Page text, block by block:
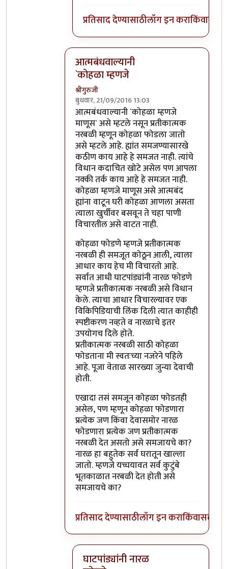
प्रतिसाद देण्यासाठीलॉग इन कराकिंवा
आत्मबंधवाल्यानी
`कोहळा म्हणजे
श्रीगुरुजी
बुधवार, 21/09/2016 13:03
In reply toआत्मबंधवाल्यानी `कोहळा म्हणजे
आत्मबंधवाल्यानी `कोहळा म्हणजे
माणूस` असे म्हटले नसून प्रतीकात्मक
नरबळी म्हणून कोहळा फोडला जातो
असे म्हटले आहे. ह्यांत समजण्यासारखे
कठीण काय आहे हे समजत नाही. त्यांचे
विधान कदाचित खोटे असेल पण आपला
नक्की तर्क काय आहे हे समजत नाही.
कोहळा म्हणजे माणूस असे आत्मबंद
ह्यांना वाटून घरी कोहळा आणला असता
त्याला खुर्चीवर बसवून ते चहा पाणी
विचारतील असे वाटत नाही.
कोहळा फोडणे म्हणजे प्रतीकात्मक
नरबळी ही समजूत कोठून आली, त्याला
आधार काय हेच मी विचारतो आहे.
सर्वात आधी घाटपांड्यांनी नारळ फोडणे
म्हणजे प्रतीकात्मक नरबळी असे विधान
केले. त्याचा आधार विचारल्यावर एक
विकिपिडियाची लिंक दिली त्यात काहीही
स्पष्टीकरण नव्हते व नारळाचे इतर
उपयोगच दिले होते.
प्रतीकात्मक नरबळी साठी कोहळा
फोडताना मी स्वतःच्या नजरेने पहिले
आहे. पूजा वेताळ सारख्या जुन्या देवाची
होती.
एखादा तसं समजून कोहळा फोडतही
असेल, पण म्हणून कोहळा फोडणारा
प्रत्येक जण किंवा देवासमोर नारळ
फोडणारा प्रत्येक जण प्रतीकात्मक
नरबळी देत असतो असे समजायचे का?
नारळ हा बहुतेक सर्व घरातून खाल्ला
जातो. म्हणजे यच्चयावत सर्व कुटुंबे
भूतकाळात नरबळी देत होती असे
समजायचे का?
प्रतिसाद देण्यासाठीलॉग इन कराकिंवासदस्य
घाटपांड्यांनी नारळ